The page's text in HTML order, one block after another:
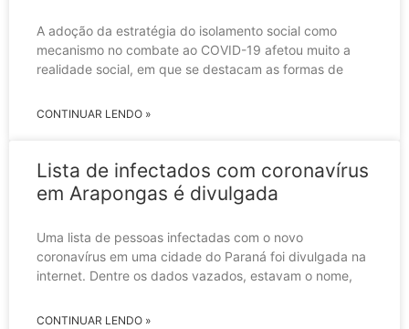
A adoção da estratégia do isolamento social como
mecanismo no combate ao COVID-19 afetou muito a
realidade social, em que se destacam as formas de
CONTINUAR LENDO »
Lista de infectados com coronavírus
em Arapongas é divulgada
Uma lista de pessoas infectadas com o novo
coronavírus em uma cidade do Paraná foi divulgada na
internet. Dentre os dados vazados, estavam o nome,
CONTINUAR LENDO »